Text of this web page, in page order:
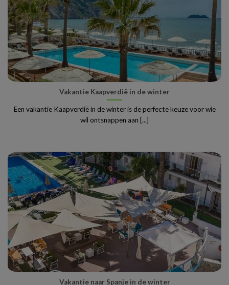
Vakantie Kaapverdië in de winter
Een vakantie Kaapverdië in de winter is de perfecte keuze voor wie
wil ontsnappen aan [...]
Vakantie naar Spanje in de winter